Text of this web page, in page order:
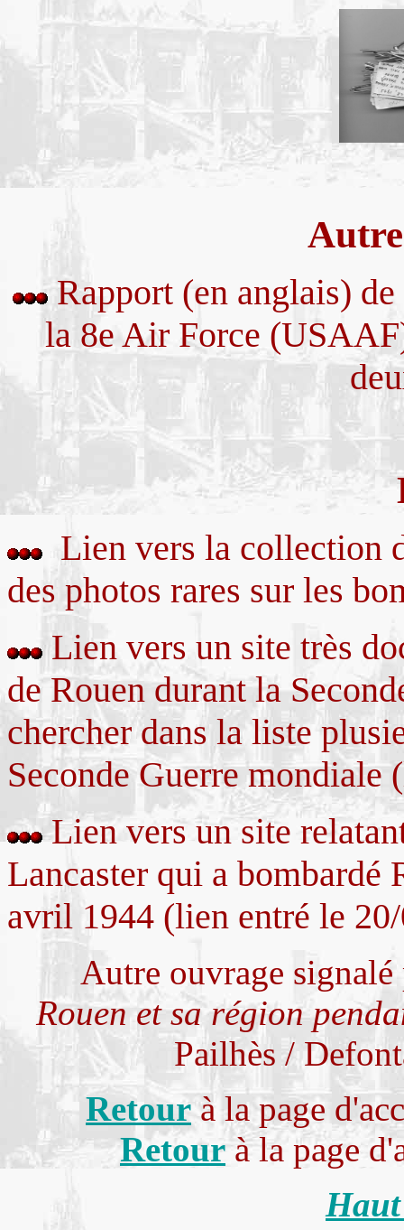
Rapport (en anglais)
la 8e Air Force
Lien vers la collection
des photos rares sur les
Lien vers un site très
de Rouen durant la
chercher dans la liste
Seconde Guerre
Lien vers un site
Lancaster qui a bombardé
avril 1944 (lien entré le
Autre ouvrage
Rouen et sa région
Pailhès /
Retourà la page
Retourà la page
Haut